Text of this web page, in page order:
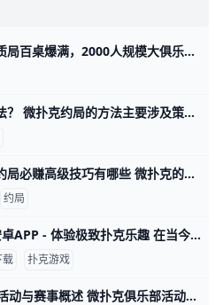
线上德州扑克优质局百桌爆满，2000人规模大俱乐部！ 1. 什么是《微扑克》wepoker俱乐部？ 《微扑克》wepoker俱乐部是一个规模达2000人的线上德州扑克俱乐部，提供优质的游戏体验。 2. WP
微扑克约局的方法？ 微扑克约局的方法主要涉及策略、数据分析和心理战等多个方面。以下是一些关键的技巧和策略，帮助玩家在微扑克中取得更好的成绩。 微扑克的基本原理 微扑
微扑克的俱乐部约局必赚高级技巧有哪些 微扑克的俱乐部约局必赚高级技巧有哪些，玩微扑克俱乐部人一定要知道的高级技巧主要集中在策略、心理战和对手分析等方面。以下是一些有效的高级技巧，
约局
下载WePoker安卓APP - 体验极致扑克乐趣 在当今的手机游戏市场中，WePoker以其丰富的扑克游戏玩法和优质的用户体验而备受欢迎。本文将为您详细介绍如何安全、便捷地下载WePoker
载 扑克游戏
微扑克俱乐部活动与赛事概述 微扑克俱乐部活动与赛事概述 微扑克俱乐部（Wepoker）是一个专注于扑克游戏的在线平台，致力于为会员提供丰富多样的活动和赛事。这些活动不仅包